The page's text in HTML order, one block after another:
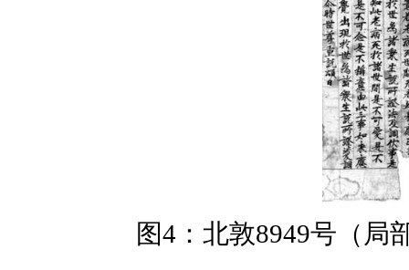
图4 ：北敦8949号（局